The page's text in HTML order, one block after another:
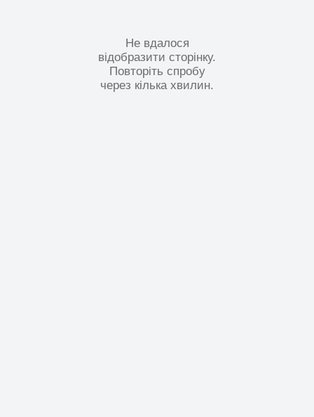
Не вдалося
відобразити сторінку.
Повторіть спробу
через кілька хвилин.